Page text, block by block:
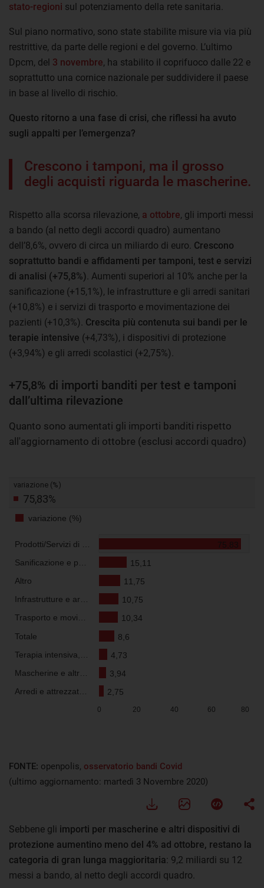
stato-regioni sul potenziamento della rete sanitaria.
Sul piano normativo, sono state stabilite misure via via più
restrittive, da parte delle regioni e del governo. L’ultimo
Dpcm, del 3 novembre, ha stabilito il coprifuoco dalle 22 e
soprattutto una cornice nazionale per suddividere il paese
in base al livello di rischio.
Questo ritorno a una fase di crisi, che riflessi ha avuto
sugli appalti per l’emergenza?
Crescono i tamponi, ma il grosso
degli acquisti riguarda le mascherine.
Rispetto alla scorsa rilevazione, a ottobre, gli importi messi
a bando (al netto degli accordi quadro) aumentano
dell’8,6%, ovvero di circa un miliardo di euro. Crescono
soprattutto bandi e affidamenti per tamponi, test e servizi
di analisi (+75,8%) . Aumenti superiori al 10% anche per la
sanificazione (+15,1%), le infrastrutture e gli arredi sanitari
(+10,8%) e i servizi di trasporto e movimentazione dei
pazienti (+10,3%). Crescita più contenuta sui bandi per le
terapie intensive (+4,73%), i dispositivi di protezione
(+3,94%) e gli arredi scolastici (+2,75%).
+75,8% di importi banditi per test e tamponi
dall’ultima rilevazione
Quanto sono aumentati gli importi banditi rispetto
all'aggiornamento di ottobre (esclusi accordi quadro)
FONTE: openpolis, osservatorio bandi Covid
(ultimo aggiornamento: martedì 3 Novembre 2020)
Sebbene gli importi per mascherine e altri dispositivi di
protezione aumentino meno del 4% ad ottobre, restano la
categoria di gran lunga maggioritaria: 9,2 miliardi su 12
messi a bando, al netto degli accordi quadro.